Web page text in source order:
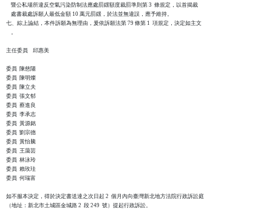
    暨公私場所違反空氣污染防制法應處罰鍰額度裁罰準則第 3  條規定，以首揭裁
    處書裁處訴願人最低金額 10 萬元罰鍰，於法並無違誤，應予維持。
七、綜上論結，本件訴願為無理由，爰依訴願法第 79 條第 1  項規定，決定如主文
    。
主任委員    邱惠美
委員  陳慈陽
委員  陳明燦
委員  陳立夫
委員  張文郁
委員  蔡進良
委員  李承志
委員  黃源銘
委員  劉宗德
委員  黃怡騰
委員  王藹芸
委員  林泳玲
委員  賴玫珪
委員  何瑞富
如不服本決定，得於決定書送達之次日起 2  個月內向臺灣新北地方法院行政訴訟庭
（地址：新北市土城區金城路 2  段 249  號）提起行政訴訟。